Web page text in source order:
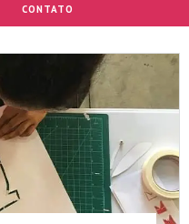
CONTATO